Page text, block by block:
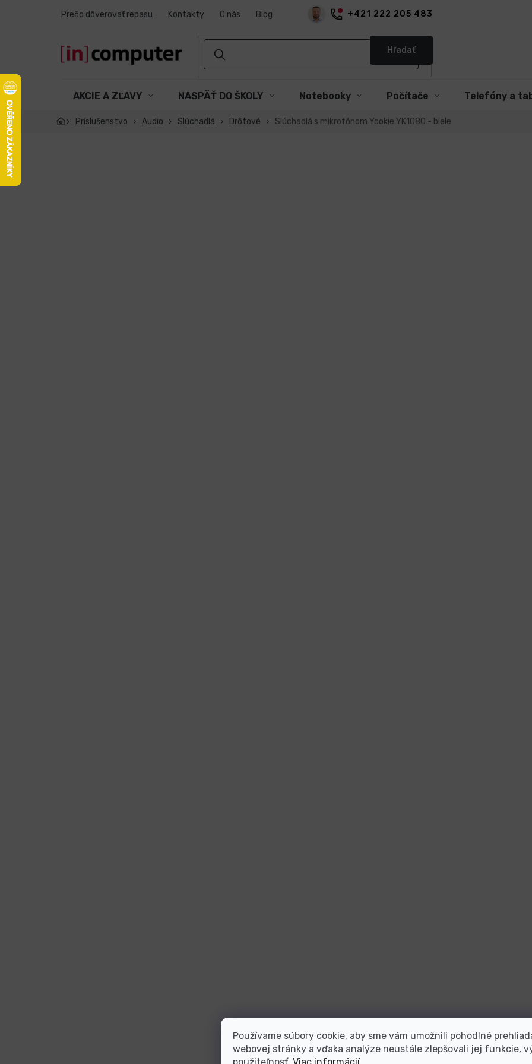
Používame súbory cookie, aby sme vám umožnili pohodlné
webovej stránky a vďaka analýze neustále zlepšovali jej funkcie,
použiteľnosť. Viac informácií
+421 222 205 483
Prečo dôverovať repasu Kontakty O nás Blog
Hľadať
AKCIE A ZĽAVY NASPÄŤ DO ŠKOLY Notebooky Počítače Telefóny a
Príslušenstvo Audio Slúchadlá Drôtové Slúchadlá s mikrofónom Yookie YK1080 - biele